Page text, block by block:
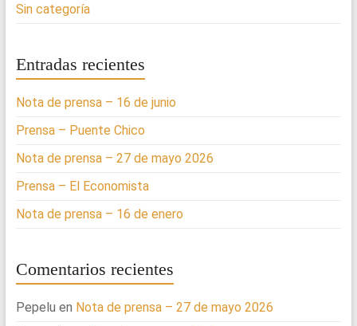
Sin categoría
Entradas recientes
Nota de prensa – 16 de junio
Prensa – Puente Chico
Nota de prensa – 27 de mayo 2026
Prensa – El Economista
Nota de prensa – 16 de enero
Comentarios recientes
Pepelu en Nota de prensa – 27 de mayo 2026